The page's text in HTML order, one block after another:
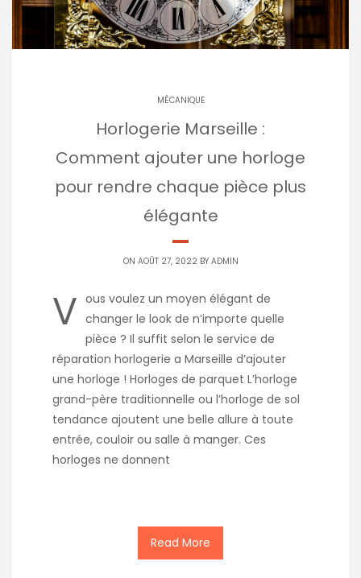
MÉCANIQUE
Horlogerie Marseille :
Comment ajouter une horloge
pour rendre chaque pièce plus
élégante
ON AOÛT 27, 2022 BY ADMIN
V ous voulez un moyen élégant de
changer le look de n’importe quelle
pièce ? Il suffit selon le service de
réparation horlogerie a Marseille d’ajouter
une horloge ! Horloges de parquet L’horloge
grand-père traditionnelle ou l’horloge de sol
tendance ajoutent une belle allure à toute
entrée, couloir ou salle à manger. Ces
horloges ne donnent
Read More